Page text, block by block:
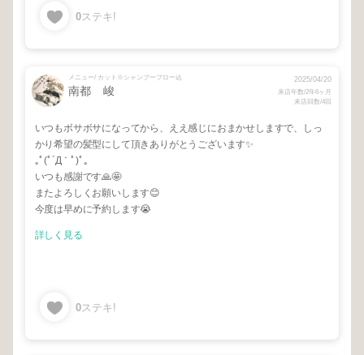
0ステキ!
メニュー/ カット※シャンプーブロー込
南都 峻
2025/04/20
来店年数/2年6ヶ月
来店回数/4回
いつもボサボサになってから、ええ感じにおまかせしますで、しっ
かり希望の髪型にして頂きありがとうございます✨️
｡ﾟ(ﾟ´Д｀ﾟ)ﾟ｡
いつも感謝です🙏🤩
またよろしくお願いします😊
今度は早めに予約します😭
詳しく見る
0ステキ!